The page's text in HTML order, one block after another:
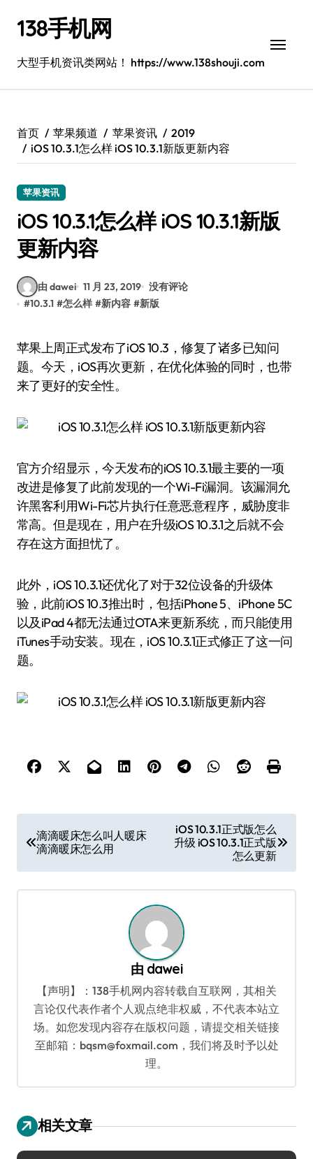
138手机网
大型手机资讯类网站！ https://www.138shouji.com
首页 苹果频道 苹果资讯
2019
iOS 10.3.1怎么样 iOS 10.3.1新版更新内容
苹果资讯
iOS 10.3.1怎么样 iOS 10.3.1新版
更新内容
由 dawei 11 月 23, 2019 没有评论
#10.3.1 #怎么样 #新内容 #新版
苹果上周正式发布了iOS 10.3，修复了诸多已知问
题。今天，iOS再次更新，在优化体验的同时，也带
来了更好的安全性。
官方介绍显示，今天发布的iOS 10.3.1最主要的一项
改进是修复了此前发现的一个Wi-Fi漏洞。该漏洞允
许黑客利用Wi-Fi芯片执行任意恶意程序，威胁度非
常高。但是现在，用户在升级iOS 10.3.1之后就不会
存在这方面担忧了。
此外，iOS 10.3.1还优化了对于32位设备的升级体
验，此前iOS 10.3推出时，包括iPhone 5、iPhone 5C
以及iPad 4都无法通过OTA来更新系统，而只能使用
iTunes手动安装。现在，iOS 10.3.1正式修正了这一问
题。
章
导
航
滴滴暖床怎么叫人暖床
滴滴暖床怎么用
iOS 10.3.1正式版怎么
升级 iOS 10.3.1正式版
怎么更新
由 dawei
【声明】：138手机网内容转载自互联网，其相关
言论仅代表作者个人观点绝非权威，不代表本站立
场。如您发现内容存在版权问题，请提交相关链接
至邮箱：bqsm@foxmail.com，我们将及时予以处
理。
相关文章